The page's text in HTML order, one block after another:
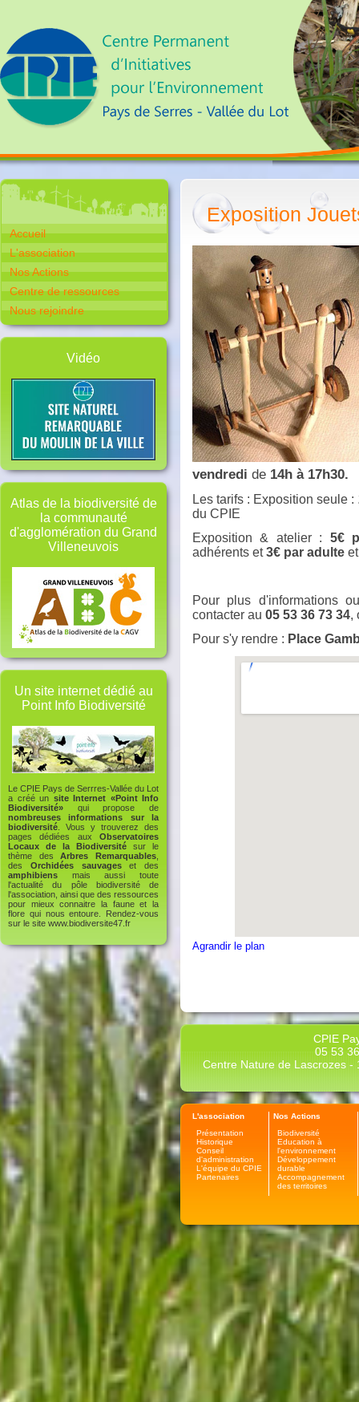
Accueil
L'association
Nos Actions
Centre de ressources
Nous rejoindre
Vidéo
Atlas de la biodiversité de
la communauté
d'agglomération du Grand
Villeneuvois
Un site internet dédié au
Point Info Biodiversité
Le CPIE Pays de Serrres-Vallée du Lot
a créé un site Internet «Point Info
Biodiversité» qui propose de
nombreuses informations sur la
biodiversité . Vous y trouverez des
pages dédiées aux Observatoires
Locaux de la Biodiversité sur le
thème desArbres Remarquables
des Orchidées sauvageset des
amphibiens mais aussi toute
l'actualité du pôle biodiversité de
l'association, ainsi que des ressources
pour mieux connaitre la faune et la
flore qui nous entoure. Rendez-vous
sur le site www.biodiversite47.fr
Exposition
vendredi de 14h à 17h30.
Les tarifs : Exposition seule :
du CPIE
Exposition & atelier : 5€
adhérents et3€ par adulte
Pour plus d'informations
contacter au 05 53 36 73 34,
Pour s'y rendre : Place
Agrandir le plan
CPIE
05 53
Centre Nature de Lascrozes -
L'association
Présentation
Historique
Conseil
d'administration
L'équipe du CPIE
Partenaires
Nos Actions
Biodiversité
Education à
l'environnement
Développement
durable
Accompagnement
des territoires